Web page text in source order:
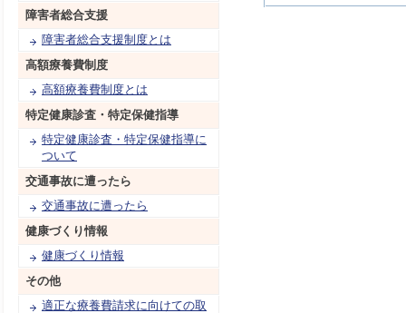
障害者総合支援
障害者総合支援制度とは
高額療養費制度
高額療養費制度とは
特定健康診査・特定保健指導
特定健康診査・特定保健指導に
ついて
交通事故に遭ったら
交通事故に遭ったら
健康づくり情報
健康づくり情報
その他
適正な療養費請求に向けての取